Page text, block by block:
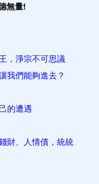
無量!
，淨宗不可思議
我們能夠進去？
的遭遇
財、人情債，統統